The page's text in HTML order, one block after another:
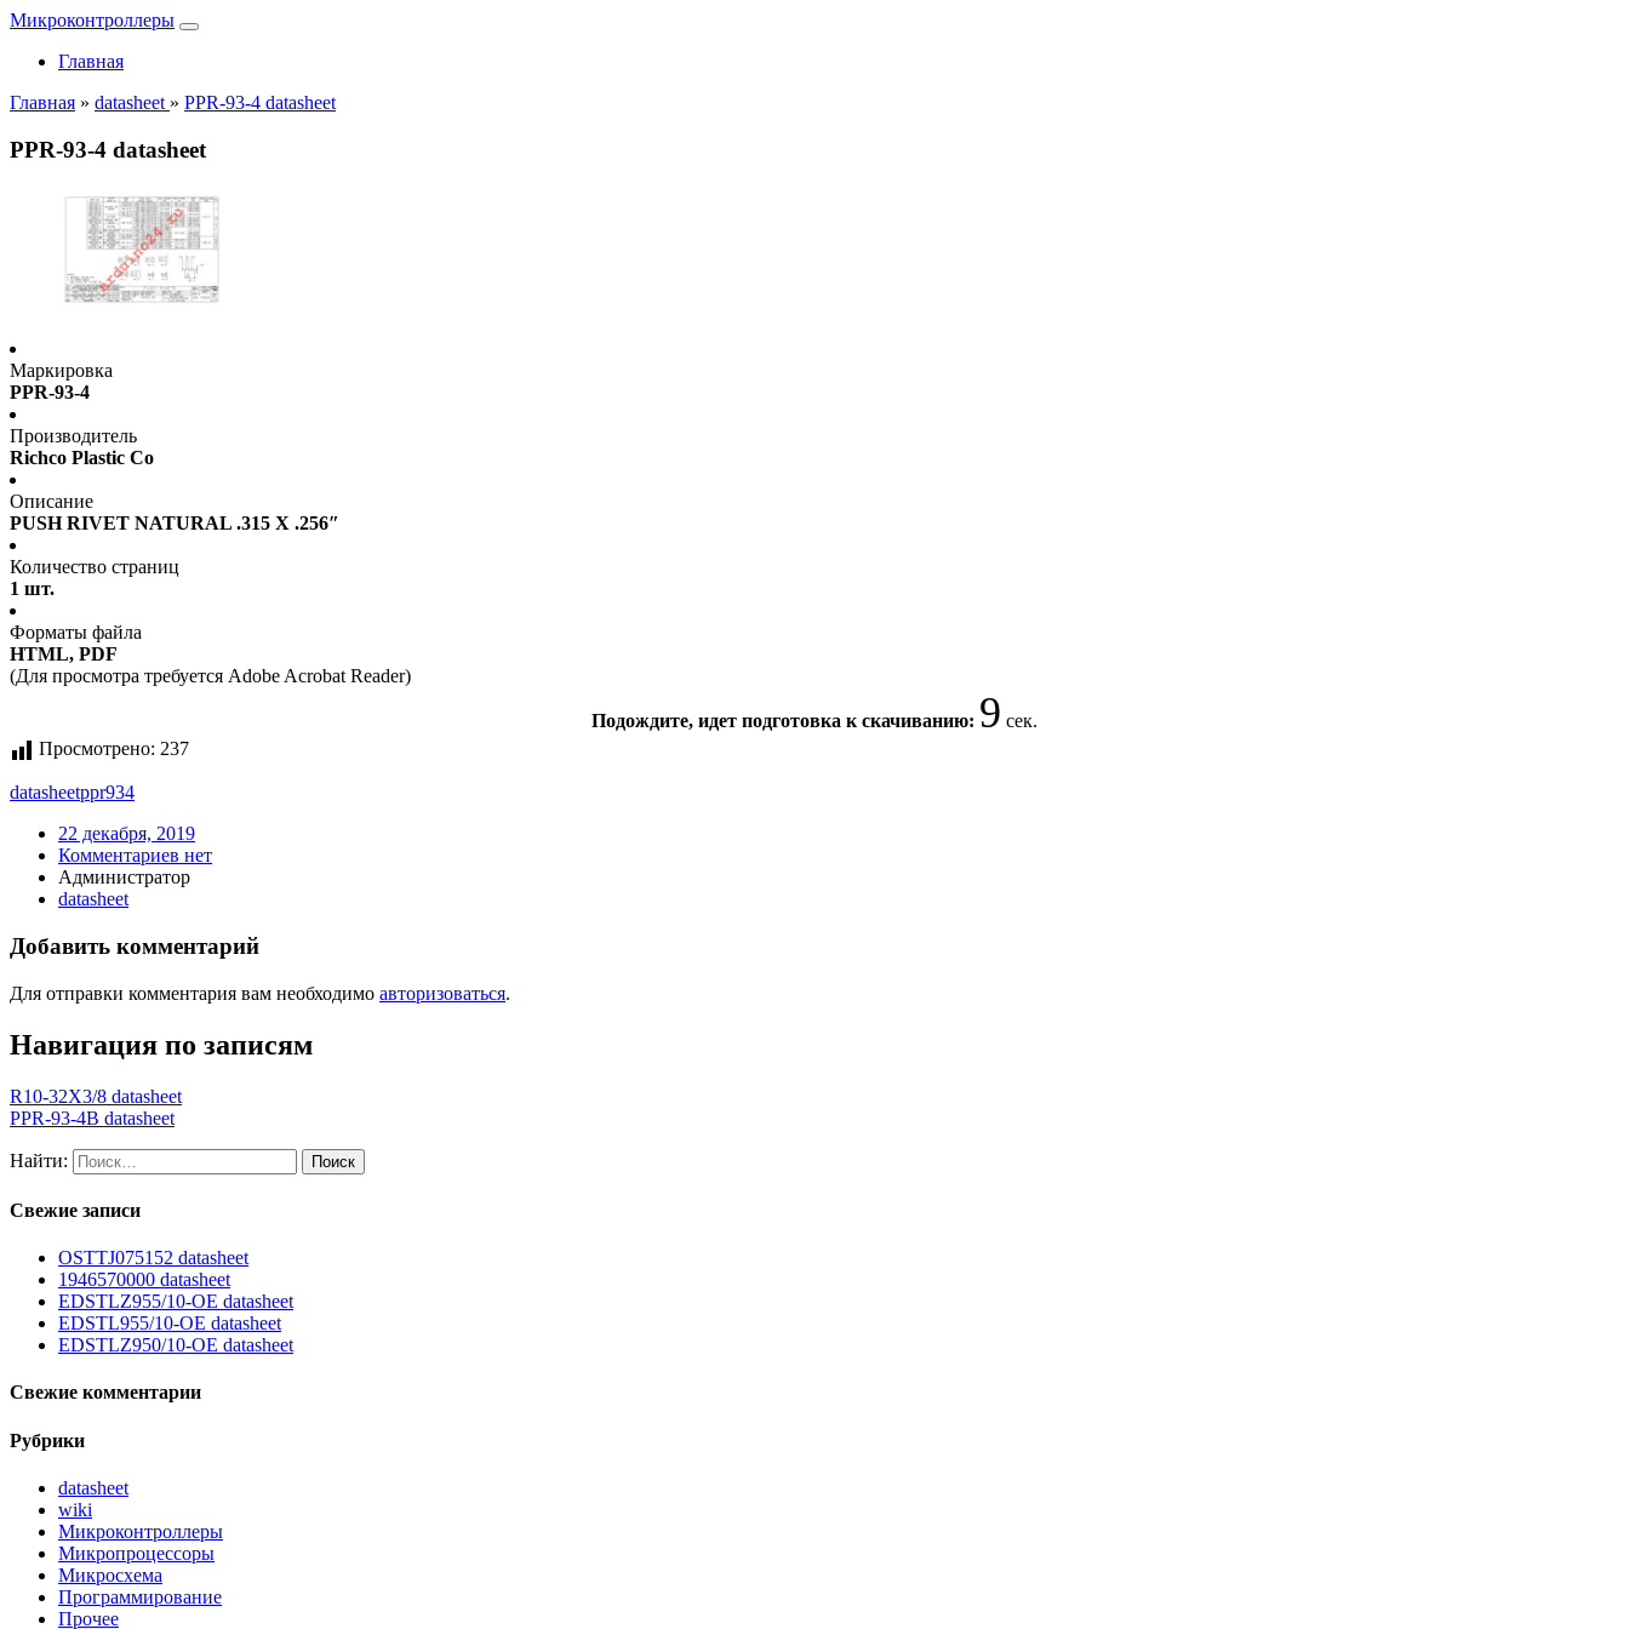
Микроконтроллеры
Главная
Главная » datasheet » PPR-93-4 datasheet
PPR-93-4 datasheet
Маркировка
PPR-93-4
Производитель
Richco Plastic Co
Описание
PUSH RIVET NATURAL .315 X .256″
Количество страниц
1 шт.
Форматы файла
HTML, PDF
(Для просмотра требуется Adobe Acrobat Reader)
Подождите, идет подготовка к скачиванию: 9 сек.
Просмотрено: 237
datasheetppr934
22 декабря, 2019
Комментариев нет
Администратор
datasheet
Добавить комментарий
Для отправки комментария вам необходимо авторизоваться.
Навигация по записям
R10-32X3/8 datasheet
PPR-93-4B datasheet
Найти:
Свежие записи
OSTTJ075152 datasheet
1946570000 datasheet
EDSTLZ955/10-OE datasheet
EDSTL955/10-OE datasheet
EDSTLZ950/10-OE datasheet
Свежие комментарии
Рубрики
datasheet
wiki
Микроконтроллеры
Микропроцессоры
Микросхема
Программирование
Прочее